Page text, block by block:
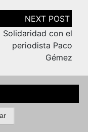
Solidaridad con el
periodista Paco
Gémez